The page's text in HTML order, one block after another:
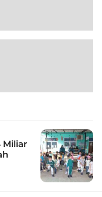
Miliar